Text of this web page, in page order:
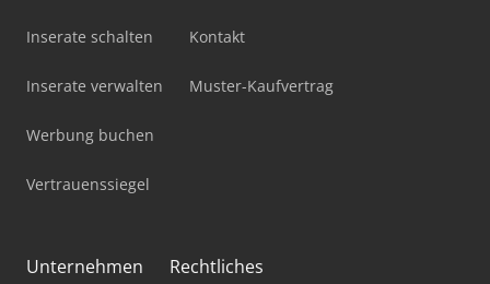
Inserate schalten
Inserate verwalten
Werbung buchen
Vertrauenssiegel
Kontakt
Muster-Kaufvertrag
Unternehmen Rechtliches